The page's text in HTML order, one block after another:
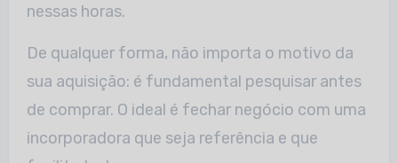
nessas horas.
De qualquer forma, não importa o motivo da
sua aquisição: é fundamental pesquisar antes
de comprar. O ideal é fechar negócio com uma
incorporadora que seja referência e que